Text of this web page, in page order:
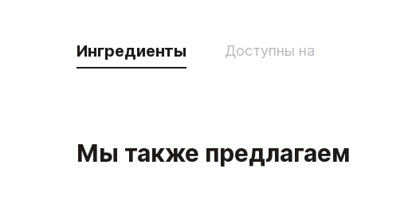
Ингредиенты Доступны на
Мы также предлагаем